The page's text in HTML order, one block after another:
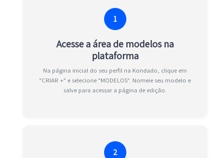
1
Acesse a área de modelos na
plataforma
Na página inicial do seu perfil na Kondado, clique em
"CRIAR +" e selecione "MODELOS". Nomeie seu modelo e
salve para acessar a página de edição.
2